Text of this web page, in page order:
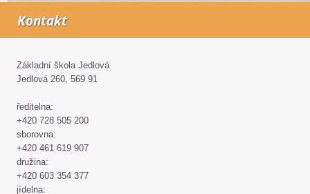
Kontakt
Základní škola Jedlová
Jedlová 260, 569 91
ředitelna:
+420 728 505 200
sborovna:
+420 461 619 907
družina:
+420 603 354 377
jídelna: